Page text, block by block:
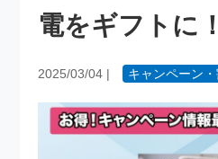
電をギフトに
2025/03/04 | キャンペーン